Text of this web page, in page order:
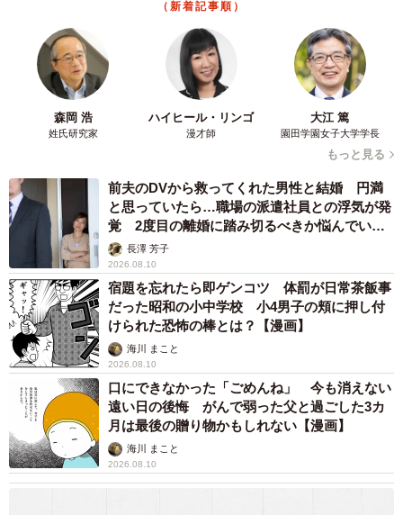
（新着記事順）
森岡 浩
姓氏研究家
ハイヒール・リンゴ
漫才師
大江 篤
園田学園女子大学学長
もっと見る
前夫のDVから救ってくれた男性と結婚 円満
と思っていたら…職場の派遣社員との浮気が発
覚 2度目の離婚に踏み切るべきか悩んでいま
す【夫婦関係修復カウンセラーが解説】
長澤 芳子
2026.08.10
宿題を忘れたら即ゲンコツ 体罰が日常茶飯事
だった昭和の小中学校 小4男子の頬に押し付
けられた恐怖の棒とは？【漫画】
海川 まこと
2026.08.10
口にできなかった「ごめんね」 今も消えない
遠い日の後悔 がんで弱った父と過ごした3カ
月は最後の贈り物かもしれない【漫画】
海川 まこと
2026.08.10